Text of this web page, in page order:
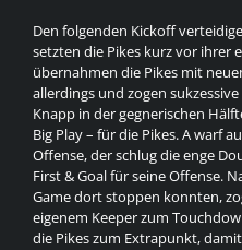
Den folgenden Kickoff
setzten die Pikes kurz vor ihrer
übernahmen die Pikes mit
allerdings und zogen
Knapp in der gegnerischen
Big Play – für die Pikes. A warf
Offense, der schlug die enge
First & Goal für seine Offense.
Game dort stoppen konnten,
eigenem Keeper zum
die Pikes zum Extrapunkt, damit